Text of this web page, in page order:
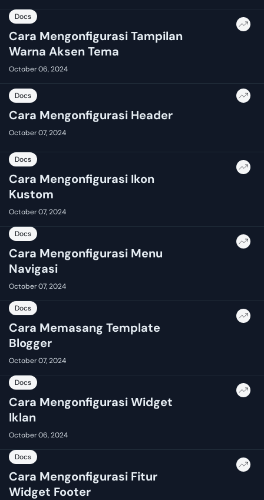
Docs
Cara Mengonfigurasi Tampilan
Warna Aksen Tema
October 06, 2024
Docs
Cara Mengonfigurasi Header
October 07, 2024
Docs
Cara Mengonfigurasi Ikon
Kustom
October 07, 2024
Docs
Cara Mengonfigurasi Menu
Navigasi
October 07, 2024
Docs
Cara Memasang Template
Blogger
October 07, 2024
Docs
Cara Mengonfigurasi Widget
Iklan
October 06, 2024
Docs
Cara Mengonfigurasi Fitur
Widget Footer